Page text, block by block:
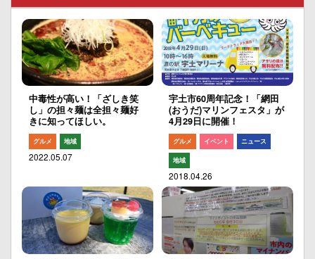
中毒性が高い！「ざしき笑
し」の担々麺は全担々麺好
きに知ってほしい。
グルメ 地域
2022.05.07
宇土市60周年記念！「網田
(おうだ)マリンフェスタ」が
4月29日に開催！
グルメ イベント ニュース
地域
2018.04.26